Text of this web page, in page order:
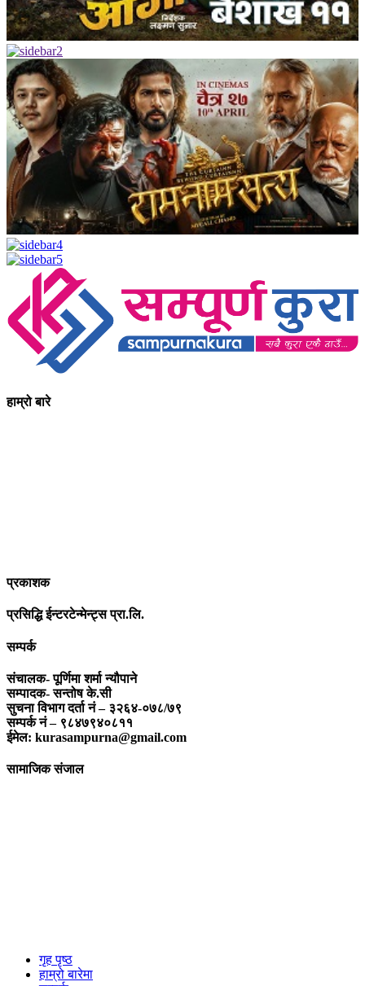
हाम्रो बारे
प्रकाशक
प्रसिद्धि ईन्टरटेन्मेन्ट्स प्रा.लि.
सम्पर्क
संचालक- पूर्णिमा शर्मा न्यौपाने
सम्पादक- सन्तोष के.सी
सुचना विभाग दर्ता नं – ३२६४-०७८/७९
सम्पर्क नं – ९८४७९४०८११
ईमेल: kurasampurna@gmail.com
सामाजिक संजाल
गृह पृष्ठ
हाम्रो बारेमा